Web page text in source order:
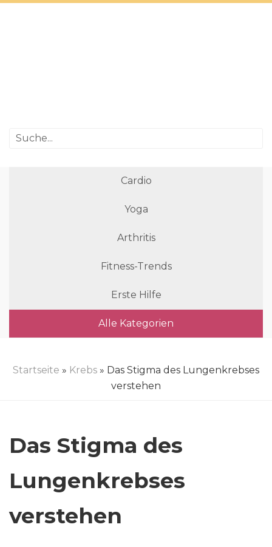
Cardio
Yoga
Arthritis
Fitness-Trends
Erste Hilfe
Alle Kategorien
Startseite » Krebs » Das Stigma des Lungenkrebses
verstehen
Das Stigma des
Lungenkrebses
verstehen